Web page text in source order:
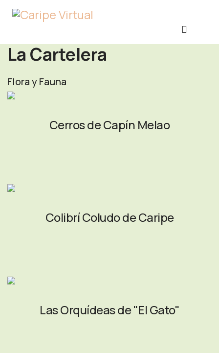
La Cartelera
Flora y Fauna
Cerros de Capín Melao
Colibrí Coludo de Caripe
Las Orquídeas de "El Gato"